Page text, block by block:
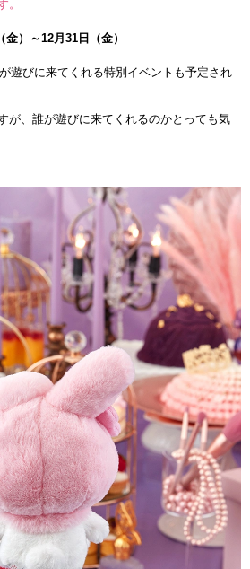
。
）～12月31日（金）
遊びに来てくれる特別イベントも予定され
が、誰が遊びに来てくれるのかとっても気